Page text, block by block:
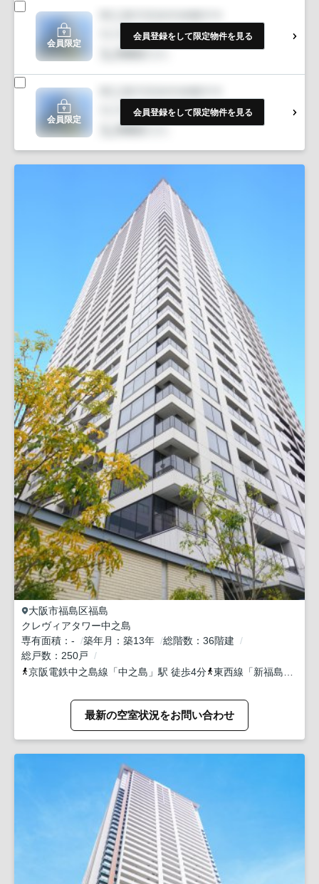
会員限定
会員登録をして限定物件を見る
会員限定
会員登録をして限定物件を見る
大阪市福島区福島
クレヴィアタワー中之島
専有面積
- 築年月 築13年 総階数
36階建
総戸数
250戸
京阪電鉄中之島線 「中之島 」駅 徒歩4分 東西線 「新福島
最新の空室状況をお問い合わせ